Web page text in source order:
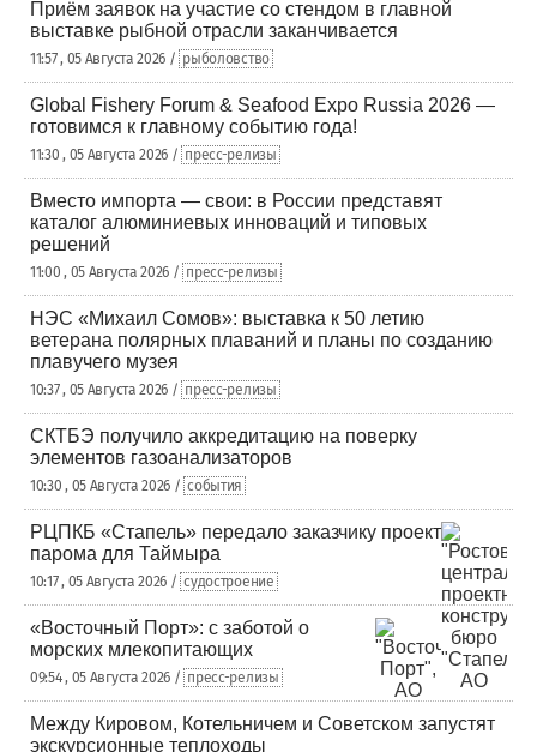
Приём заявок на участие со стендом в главной
выставке рыбной отрасли заканчивается
11:57 , 05 Августа 2026 / рыболовство
Global Fishery Forum & Seafood Expo Russia 2026 —
готовимся к главному событию года!
11:30 , 05 Августа 2026 / пресс-релизы
Вместо импорта — свои: в России представят
каталог алюминиевых инноваций и типовых
решений
11:00 , 05 Августа 2026 / пресс-релизы
НЭС «Михаил Сомов»: выставка к 50 летию
ветерана полярных плаваний и планы по созданию
плавучего музея
10:37 , 05 Августа 2026 / пресс-релизы
СКТБЭ получило аккредитацию на поверку
элементов газоанализаторов
10:30 , 05 Августа 2026 / события
РЦПКБ «Стапель» передало заказчику проект
парома для Таймыра
10:17 , 05 Августа 2026 / судостроение
«Восточный Порт»: с заботой о
морских млекопитающих
09:54 , 05 Августа 2026 / пресс-релизы
Между Кировом, Котельничем и Советском запустят
экскурсионные теплоходы